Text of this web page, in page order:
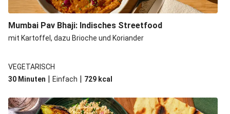
Mumbai Pav Bhaji: Indisches Streetfood
mit Kartoffel, dazu Brioche und Koriander
VEGETARISCH
30 Minuten | Einfach | 729 kcal